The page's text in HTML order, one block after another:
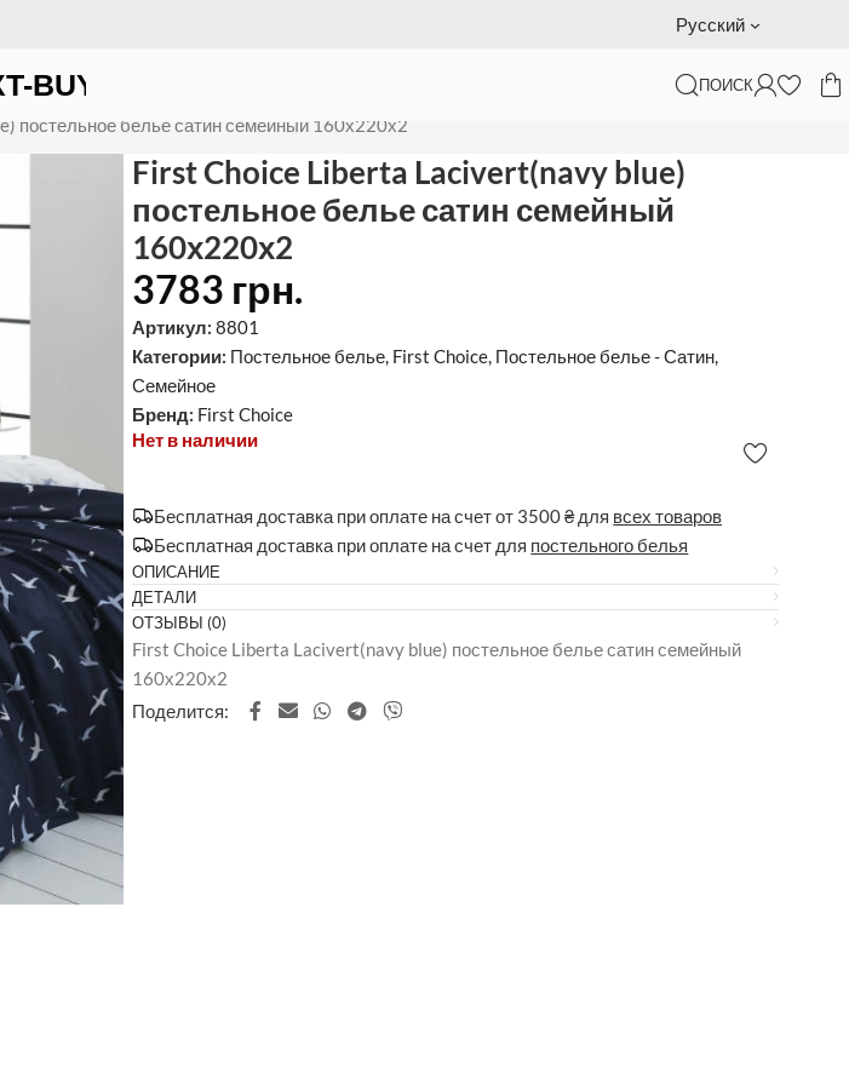
Подарочный сертификат — доставка за наш счет
Русский
ПОИСК
сатин семейный 160х220х2
постельное белье сатин семейный 160х220х2
First Choice Liberta Lacivert(navy blue)
постельное белье сатин семейный
160х220х2
3783 грн.
Артикул:8801
Категории: Постельное белье, First Choice, Постельное белье - Сатин,
Семейное
Бренд: First Choice
Нет в наличии
Бесплатная доставка при оплате на счет от 3500 ₴ для всех товаров
Бесплатная доставка при оплате на счет для постельного белья
ОПИСАНИЕ
ДЕТАЛИ
ОТЗЫВЫ (0)
First Choice Liberta Lacivert(navy blue) постельное белье сатин семейный
160х220х2
Поделится: